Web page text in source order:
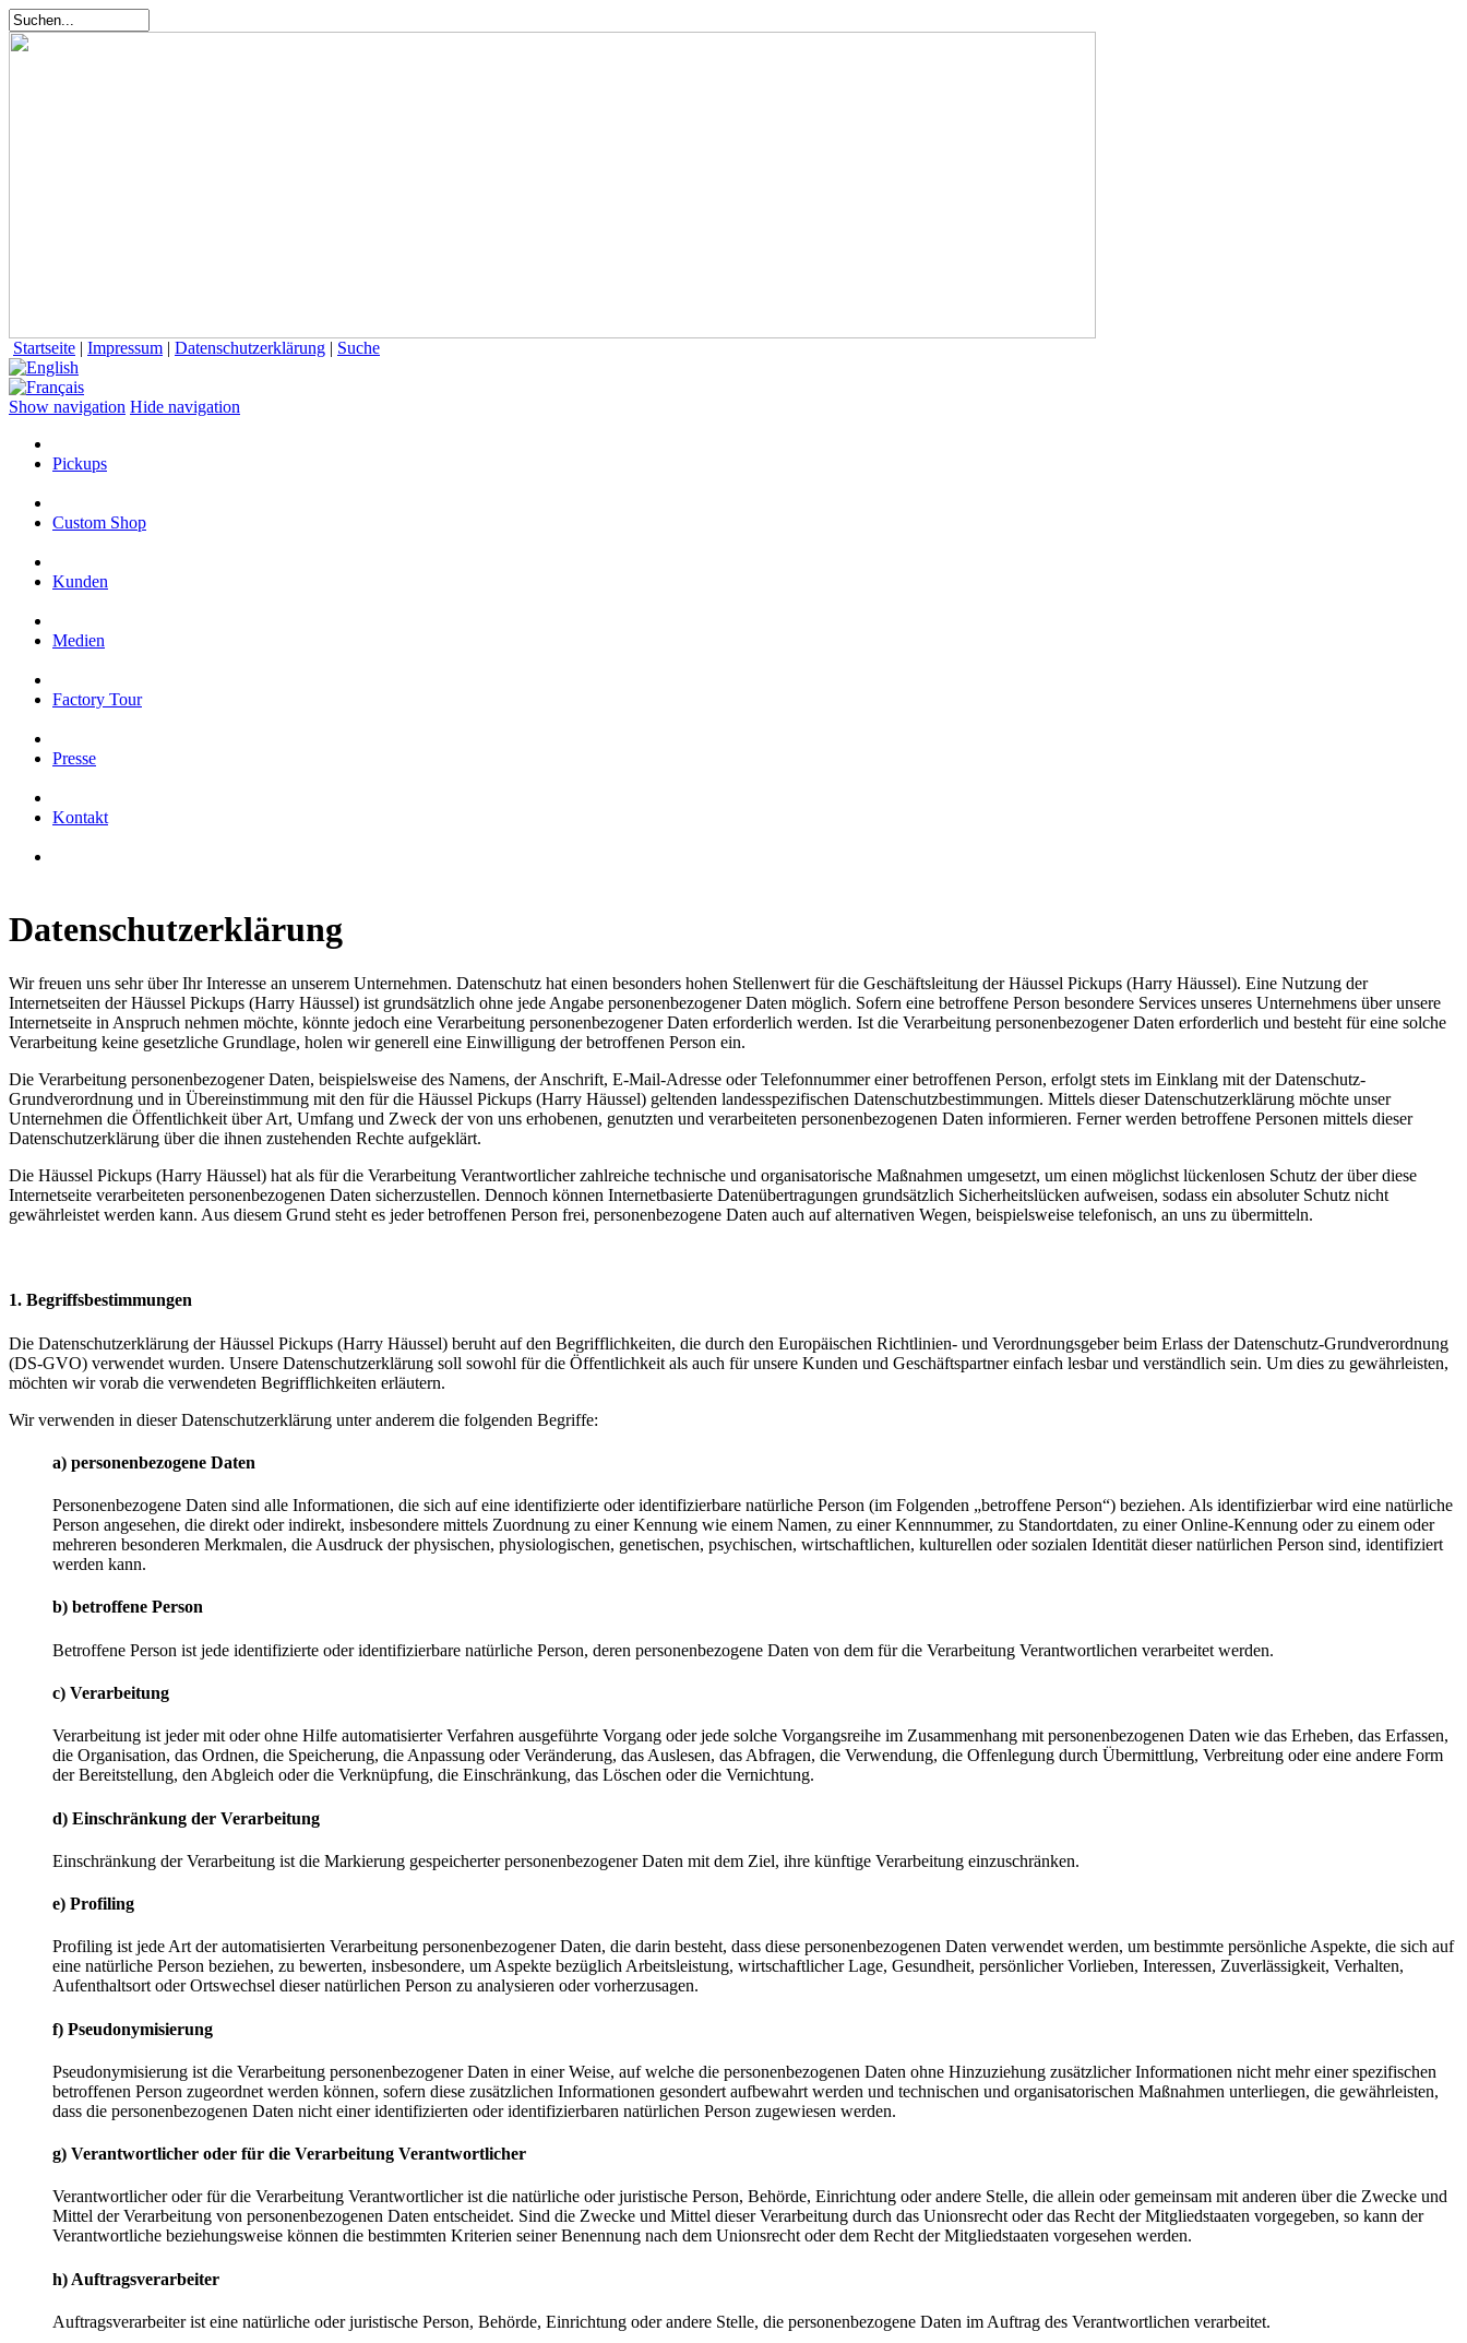
Startseite | Impressum | Datenschutzerklärung | Suche
Show navigation Hide navigation
Pickups
Custom Shop
Kunden
Medien
Factory Tour
Presse
Kontakt
Datenschutzerklärung
Wir freuen uns sehr über Ihr Interesse an unserem Unternehmen. Datenschutz hat einen besonders hohen Stellenwert für die Geschäftsleitung der Häussel Pickups (Harry Häussel). Eine Nutzung der
Internetseiten der Häussel Pickups (Harry Häussel) ist grundsätzlich ohne jede Angabe personenbezogener Daten möglich. Sofern eine betroffene Person besondere Services unseres Unternehmens über unsere
Internetseite in Anspruch nehmen möchte, könnte jedoch eine Verarbeitung personenbezogener Daten erforderlich werden. Ist die Verarbeitung personenbezogener Daten erforderlich und besteht für eine solche
Verarbeitung keine gesetzliche Grundlage, holen wir generell eine Einwilligung der betroffenen Person ein.
Die Verarbeitung personenbezogener Daten, beispielsweise des Namens, der Anschrift, E-Mail-Adresse oder Telefonnummer einer betroffenen Person, erfolgt stets im Einklang mit der Datenschutz-
Grundverordnung und in Übereinstimmung mit den für die Häussel Pickups (Harry Häussel) geltenden landesspezifischen Datenschutzbestimmungen. Mittels dieser Datenschutzerklärung möchte unser
Unternehmen die Öffentlichkeit über Art, Umfang und Zweck der von uns erhobenen, genutzten und verarbeiteten personenbezogenen Daten informieren. Ferner werden betroffene Personen mittels dieser
Datenschutzerklärung über die ihnen zustehenden Rechte aufgeklärt.
Die Häussel Pickups (Harry Häussel) hat als für die Verarbeitung Verantwortlicher zahlreiche technische und organisatorische Maßnahmen umgesetzt, um einen möglichst lückenlosen Schutz der über diese
Internetseite verarbeiteten personenbezogenen Daten sicherzustellen. Dennoch können Internetbasierte Datenübertragungen grundsätzlich Sicherheitslücken aufweisen, sodass ein absoluter Schutz nicht
gewährleistet werden kann. Aus diesem Grund steht es jeder betroffenen Person frei, personenbezogene Daten auch auf alternativen Wegen, beispielsweise telefonisch, an uns zu übermitteln.
1. Begriffsbestimmungen
Die Datenschutzerklärung der Häussel Pickups (Harry Häussel) beruht auf den Begrifflichkeiten, die durch den Europäischen Richtlinien- und Verordnungsgeber beim Erlass der Datenschutz-Grundverordnung
(DS-GVO) verwendet wurden. Unsere Datenschutzerklärung soll sowohl für die Öffentlichkeit als auch für unsere Kunden und Geschäftspartner einfach lesbar und verständlich sein. Um dies zu gewährleisten,
möchten wir vorab die verwendeten Begrifflichkeiten erläutern.
Wir verwenden in dieser Datenschutzerklärung unter anderem die folgenden Begriffe:
a) personenbezogene Daten
Personenbezogene Daten sind alle Informationen, die sich auf eine identifizierte oder identifizierbare natürliche Person (im Folgenden „betroffene Person“) beziehen. Als identifizierbar wird eine natürliche
Person angesehen, die direkt oder indirekt, insbesondere mittels Zuordnung zu einer Kennung wie einem Namen, zu einer Kennnummer, zu Standortdaten, zu einer Online-Kennung oder zu einem oder
mehreren besonderen Merkmalen, die Ausdruck der physischen, physiologischen, genetischen, psychischen, wirtschaftlichen, kulturellen oder sozialen Identität dieser natürlichen Person sind, identifiziert
werden kann.
b) betroffene Person
Betroffene Person ist jede identifizierte oder identifizierbare natürliche Person, deren personenbezogene Daten von dem für die Verarbeitung Verantwortlichen verarbeitet werden.
c) Verarbeitung
Verarbeitung ist jeder mit oder ohne Hilfe automatisierter Verfahren ausgeführte Vorgang oder jede solche Vorgangsreihe im Zusammenhang mit personenbezogenen Daten wie das Erheben, das Erfassen,
die Organisation, das Ordnen, die Speicherung, die Anpassung oder Veränderung, das Auslesen, das Abfragen, die Verwendung, die Offenlegung durch Übermittlung, Verbreitung oder eine andere Form
der Bereitstellung, den Abgleich oder die Verknüpfung, die Einschränkung, das Löschen oder die Vernichtung.
d) Einschränkung der Verarbeitung
Einschränkung der Verarbeitung ist die Markierung gespeicherter personenbezogener Daten mit dem Ziel, ihre künftige Verarbeitung einzuschränken.
e) Profiling
Profiling ist jede Art der automatisierten Verarbeitung personenbezogener Daten, die darin besteht, dass diese personenbezogenen Daten verwendet werden, um bestimmte persönliche Aspekte, die sich auf
eine natürliche Person beziehen, zu bewerten, insbesondere, um Aspekte bezüglich Arbeitsleistung, wirtschaftlicher Lage, Gesundheit, persönlicher Vorlieben, Interessen, Zuverlässigkeit, Verhalten,
Aufenthaltsort oder Ortswechsel dieser natürlichen Person zu analysieren oder vorherzusagen.
f) Pseudonymisierung
Pseudonymisierung ist die Verarbeitung personenbezogener Daten in einer Weise, auf welche die personenbezogenen Daten ohne Hinzuziehung zusätzlicher Informationen nicht mehr einer spezifischen
betroffenen Person zugeordnet werden können, sofern diese zusätzlichen Informationen gesondert aufbewahrt werden und technischen und organisatorischen Maßnahmen unterliegen, die gewährleisten,
dass die personenbezogenen Daten nicht einer identifizierten oder identifizierbaren natürlichen Person zugewiesen werden.
g) Verantwortlicher oder für die Verarbeitung Verantwortlicher
Verantwortlicher oder für die Verarbeitung Verantwortlicher ist die natürliche oder juristische Person, Behörde, Einrichtung oder andere Stelle, die allein oder gemeinsam mit anderen über die Zwecke und
Mittel der Verarbeitung von personenbezogenen Daten entscheidet. Sind die Zwecke und Mittel dieser Verarbeitung durch das Unionsrecht oder das Recht der Mitgliedstaaten vorgegeben, so kann der
Verantwortliche beziehungsweise können die bestimmten Kriterien seiner Benennung nach dem Unionsrecht oder dem Recht der Mitgliedstaaten vorgesehen werden.
h) Auftragsverarbeiter
Auftragsverarbeiter ist eine natürliche oder juristische Person, Behörde, Einrichtung oder andere Stelle, die personenbezogene Daten im Auftrag des Verantwortlichen verarbeitet.